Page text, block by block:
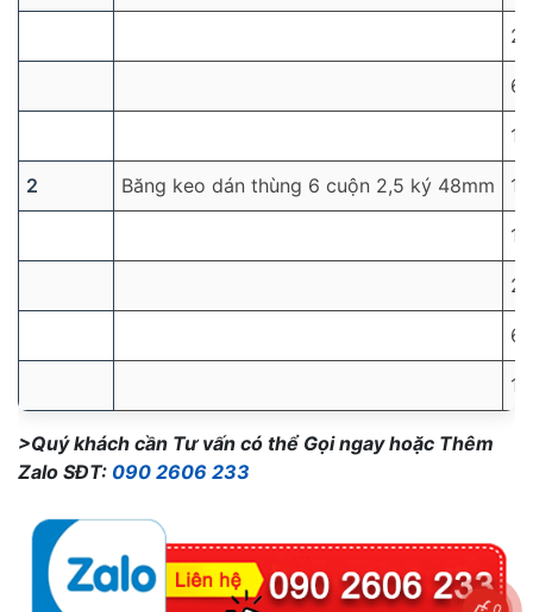
20
60
2 Băng keo dán thùng 6 cuộn 2,5 ký 48mm 1
10
20
60
>Quý khách cần Tư vấn có thể Gọi ngay hoặc Thêm
Zalo SĐT: 090 2606 233
0